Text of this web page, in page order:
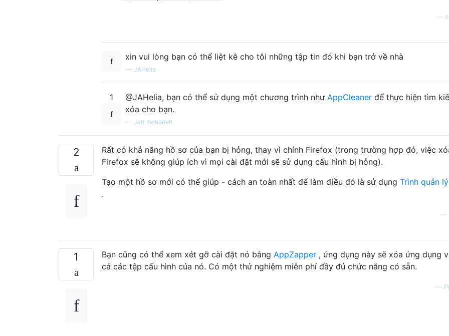
xin vui lòng bạn có thể liệt kê cho tôi những tập tin đó khi bạn trở về nhà
— JAHelia
1 @JAHelia, bạn có thể sử dụng một chương trình như AppCleaner để thực hiện tìm
xóa cho bạn.
— Jari Keinänen
2
Rất có khả năng hồ sơ của bạn bị hỏng, thay vì chính Firefox (trong trường hợp đó, việc
Firefox sẽ không giúp ích vì mọi cài đặt mới sẽ sử dụng cấu hình bị hỏng).
Tạo một hồ sơ mới có thể giúp - cách an toàn nhất để làm điều đó là sử dụng Trình quản
.
1 Bạn cũng có thể xem xét gỡ cài đặt nó bằng AppZapper , ứng dụng này sẽ xóa ứng dụng
cả các tệp cấu hình của nó. Có một thử nghiệm miễn phí đầy đủ chức năng có sẵn.
—